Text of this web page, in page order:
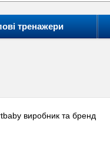
тренажери